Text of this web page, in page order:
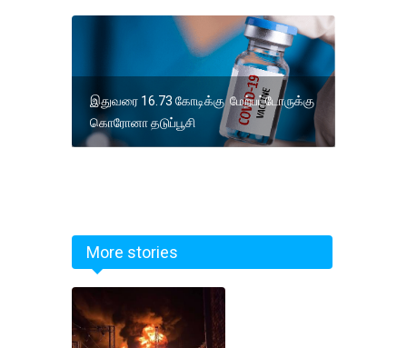
இதுவரை 16.73 கோடிக்கு மேற்பட்டோருக்கு
கொரோனா தடுப்பூசி
More stories